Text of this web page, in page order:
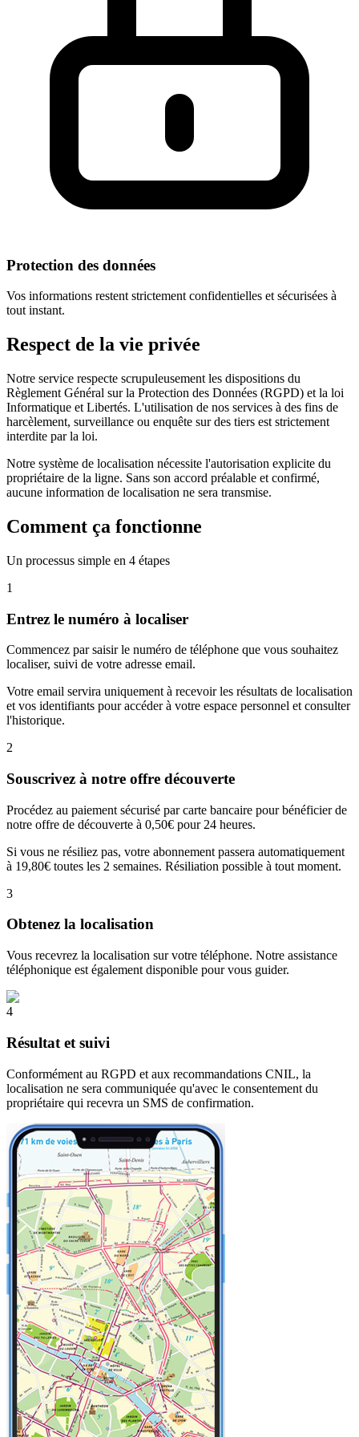
Protection des données
Vos informations restent strictement confidentielles et sécurisées à
tout instant.
Respect de la vie privée
Notre service respecte scrupuleusement les dispositions du
Règlement Général sur la Protection des Données (RGPD) et la loi
Informatique et Libertés. L'utilisation de nos services à des fins de
harcèlement, surveillance ou enquête sur des tiers est strictement
interdite par la loi.
Notre système de localisation nécessite l'autorisation explicite du
propriétaire de la ligne. Sans son accord préalable et confirmé,
aucune information de localisation ne sera transmise.
Comment ça fonctionne
Un processus simple en 4 étapes
1
Entrez le numéro à localiser
Commencez par saisir le numéro de téléphone que vous souhaitez
localiser, suivi de votre adresse email.
Votre email servira uniquement à recevoir les résultats de localisation
et vos identifiants pour accéder à votre espace personnel et consulter
l'historique.
2
Souscrivez à notre offre découverte
Procédez au paiement sécurisé par carte bancaire pour bénéficier de
notre offre de découverte à 0,50€ pour 24 heures.
Si vous ne résiliez pas, votre abonnement passera automatiquement
à 19,80€ toutes les 2 semaines. Résiliation possible à tout moment.
3
Obtenez la localisation
Vous recevrez la localisation sur votre téléphone. Notre assistance
téléphonique est également disponible pour vous guider.
4
Résultat et suivi
Conformément au RGPD et aux recommandations CNIL, la
localisation ne sera communiquée qu'avec le consentement du
propriétaire qui recevra un SMS de confirmation.